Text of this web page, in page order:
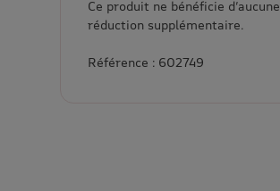
Ce produit ne bénéficie d’aucune
réduction supplémentaire.
Référence : 602749